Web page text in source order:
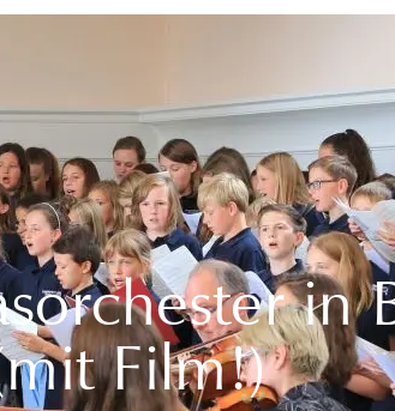
in
Film!)